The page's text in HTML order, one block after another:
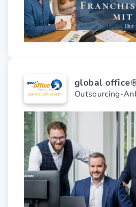
global
Outsourcing-